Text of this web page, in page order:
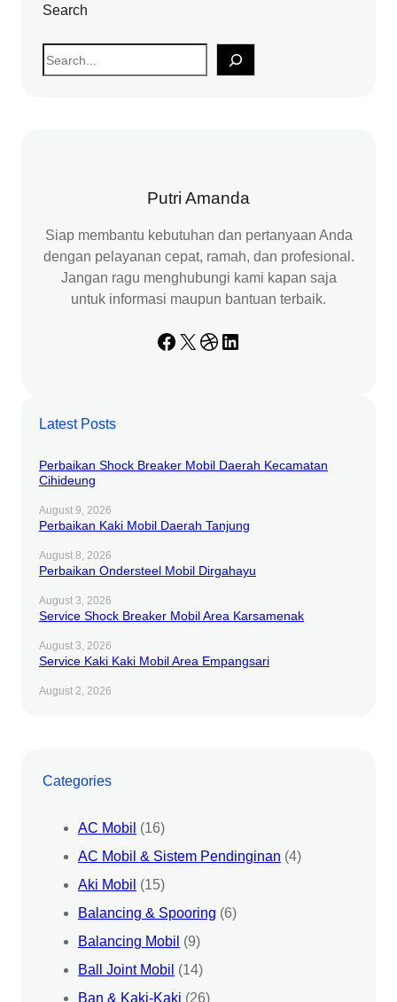
Search
S
e
Putri Amanda
Siap membantu kebutuhan dan pertanyaan Anda
dengan pelayanan cepat, ramah, dan profesional.
Jangan ragu menghubungi kami kapan saja
untuk informasi maupun bantuan terbaik.
Facebook X Dribbble LinkedIn
Latest Posts
Perbaikan Shock Breaker Mobil Daerah Kecamatan
Cihideung
August 9, 2026
Perbaikan Kaki Mobil Daerah Tanjung
August 8, 2026
Perbaikan Ondersteel Mobil Dirgahayu
August 3, 2026
Service Shock Breaker Mobil Area Karsamenak
August 3, 2026
Service Kaki Kaki Mobil Area Empangsari
August 2, 2026
Categories
AC Mobil (16)
AC Mobil & Sistem Pendinginan (4)
Aki Mobil (15)
Balancing & Spooring (6)
Balancing Mobil (9)
Ball Joint Mobil (14)
Ban & Kaki-Kaki (26)